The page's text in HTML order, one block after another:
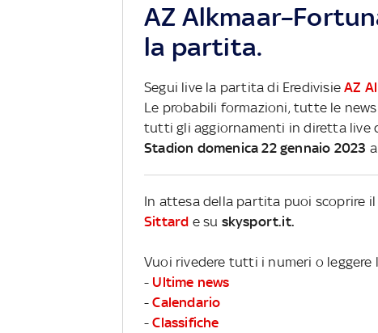
AZ
la partita.
Segui live la partita di EredivisieAZ
Le probabili formazioni, tutte le
tutti gli aggiornamenti in diretta live
Stadion domenica 22 gennaio 2023
In attesa della partita puoi scoprire
Sittard e su skysport.it.
Vuoi rivedere tutti i numeri o leggere
- Ultime news
-Calendario
-Classifiche